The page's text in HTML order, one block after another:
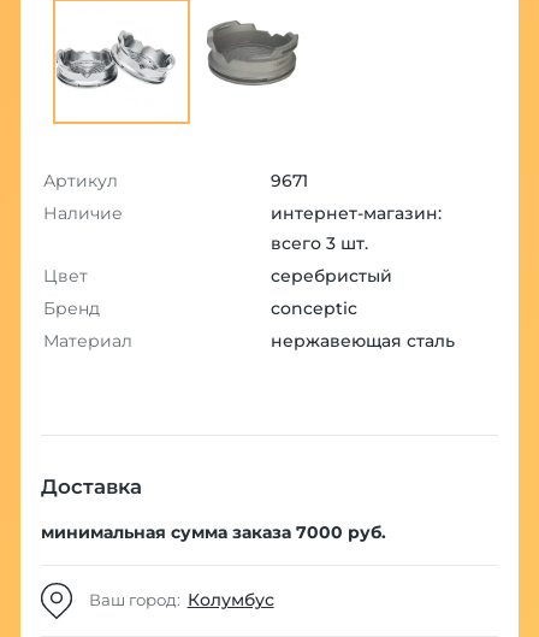
Артикул
9671
Наличие
интернет-магазин:
всего 3 шт.
Цвет
серебристый
Бренд
conceptic
Материал
нержавеющая сталь
Доставка
минимальная сумма заказа 7000 руб.
Ваш город: Колумбус